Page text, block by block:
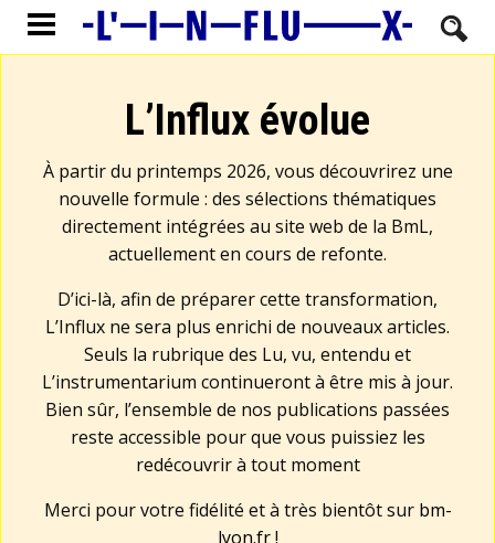
L’Influx évolue
À partir du printemps 2026, vous découvrirez une
nouvelle formule : des sélections thématiques
directement intégrées au site web de la BmL,
actuellement en cours de refonte.
D’ici-là, afin de préparer cette transformation,
L’Influx ne sera plus enrichi de nouveaux articles.
Seuls la rubrique des Lu, vu, entendu et
L’instrumentarium continueront à être mis à jour.
Bien sûr, l’ensemble de nos publications passées
reste accessible pour que vous puissiez les
redécouvrir à tout moment
Merci pour votre fidélité et à très bientôt sur bm-
lyon.fr!